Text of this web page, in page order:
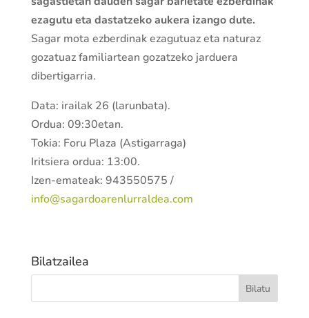
ezagutu eta dastatzeko aukera izango dute.
Sagar mota ezberdinak ezagutuaz eta naturaz
gozatuaz familiartean gozatzeko jarduera
dibertigarria.
Data: irailak 26 (larunbata).
Ordua: 09:30etan.
Tokia: Foru Plaza (Astigarraga)
Iritsiera ordua: 13:00.
Izen-emateak: 943550575 /
info@sagardoarenlurraldea.com
Bilatzailea